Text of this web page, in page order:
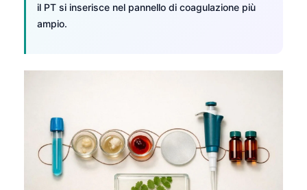
il PT si inserisce nel pannello di coagulazione più
ampio.